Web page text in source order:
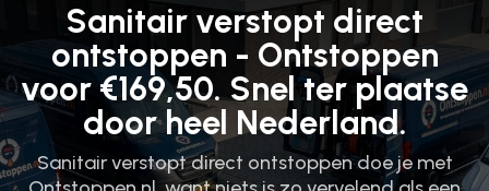
Sanitair verstopt direct
ontstoppen - Ontstoppen
voor €169,50. Snel ter plaatse
door heel Nederland.
Sanitair verstopt direct ontstoppen doe je met